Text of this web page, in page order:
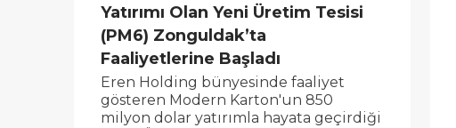
Yatırımı Olan Yeni Üretim Tesisi
(PM6) Zonguldak’ta
Faaliyetlerine Başladı
Eren Holding bünyesinde faaliyet
gösteren Modern Karton'un 850
milyon dolar yatırımla hayata geçirdiği